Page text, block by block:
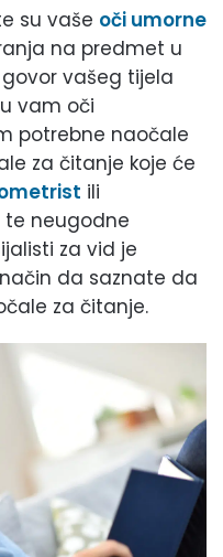
su vaše oči umorne
na predmet u
vašeg tijela
vam oči
potrebne naočale
za čitanje koje će
ili
neugodne
za vid je
da saznate da
za čitanje.